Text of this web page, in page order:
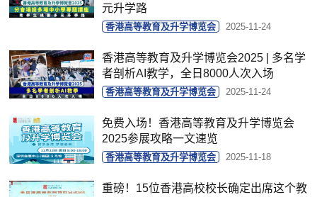
元升学路
香港高等教育及升学博览会 2025-11-24
香港高等教育及升学博览会2025 | 多名学
者剖析AI教学，全日8000人次入场
香港高等教育及升学博览会 2025-11-24
免费入场！香港高等教育及升学博览会
2025参展攻略一文速览
香港高等教育及升学博览会 2025-11-18
重磅！15位香港高校校长确定出席这个教